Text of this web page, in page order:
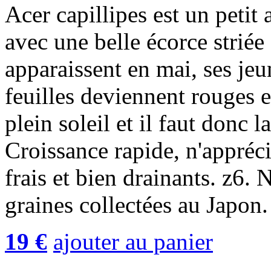
Acer capillipes est un petit
avec une belle écorce
apparaissent en mai, ses
feuilles deviennent rouges
plein soleil et il faut donc
Croissance rapide,
frais et bien drainants. z6.
graines collectées au
19 € ajouter au panier